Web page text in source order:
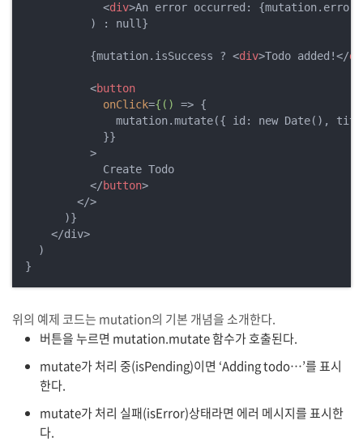
<div>An error occurred:
          ) : null}
          {mutation.isSuccess ?
<div>Todo added!</
<button
onClick={() => {
mutation.mutate({ id: new Date(),
            }}
          >
            Create Todo
</button>
</>
      )}
    </div>
  )
위의 예제 코드는 mutation의 기본 개념을 소개한다.
버튼을 누르면 mutation.mutate 함수가 호출된다.
mutate가 처리 중(isPending)이면 ‘Adding todo…’를 표시
한다.
mutate가 처리 실패(isError)상태라면 에러 메시지를 표시한
다.